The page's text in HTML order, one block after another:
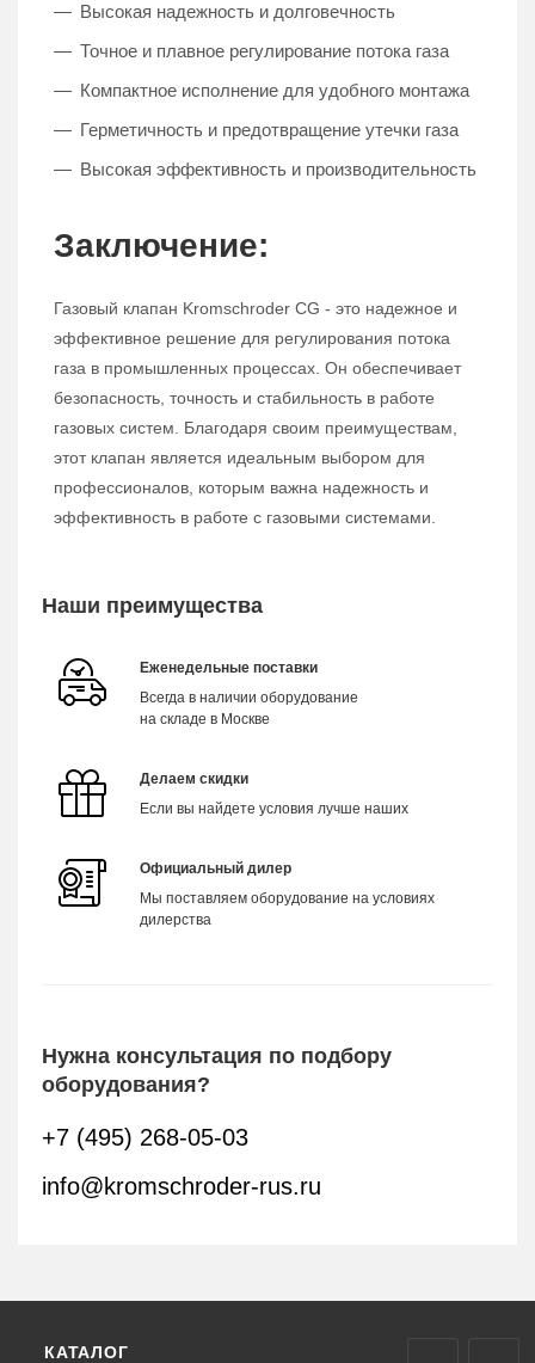
Высокая надежность и долговечность
Точное и плавное регулирование потока газа
Компактное исполнение для удобного монтажа
Герметичность и предотвращение утечки газа
Высокая эффективность и производительность
Заключение:
Газовый клапан Kromschroder CG - это надежное и
эффективное решение для регулирования потока
газа в промышленных процессах. Он обеспечивает
безопасность, точность и стабильность в работе
газовых систем. Благодаря своим преимуществам,
этот клапан является идеальным выбором для
профессионалов, которым важна надежность и
эффективность в работе с газовыми системами.
Наши преимущества
Еженедельные поставки
Всегда в наличии оборудование
на складе в Москве
Делаем скидки
Если вы найдете условия лучше наших
Официальный дилер
Мы поставляем оборудование на условиях
дилерства
Нужна консультация по подбору
оборудования?
+7 (495) 268-05-03
info@kromschroder-rus.ru
КАТАЛОГ